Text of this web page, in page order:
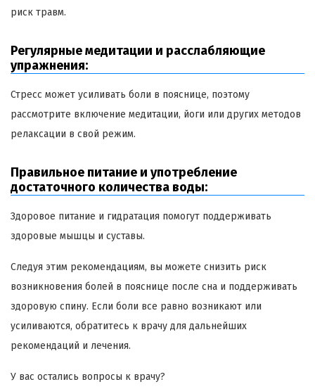
риск травм.
Регулярные медитации и расслабляющие
упражнения:
Стресс может усиливать боли в пояснице, поэтому
рассмотрите включение медитации, йоги или других методов
релаксации в свой режим.
Правильное питание и употребление
достаточного количества воды:
Здоровое питание и гидратация помогут поддерживать
здоровые мышцы и суставы.
Следуя этим рекомендациям, вы можете снизить риск
возникновения болей в пояснице после сна и поддерживать
здоровую спину. Если боли все равно возникают или
усиливаются, обратитесь к врачу для дальнейших
рекомендаций и лечения.
У вас остались вопросы к врачу?